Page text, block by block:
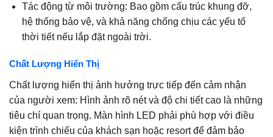
Tác động từ môi trường: Bao gồm cấu trúc khung đỡ,
hệ thống bảo vệ, và khả năng chống chịu các yếu tố
thời tiết nếu lắp đặt ngoài trời.
Chất Lượng Hiển Thị
Chất lượng hiển thị ảnh hưởng trực tiếp đến cảm nhận
của người xem: Hình ảnh rõ nét và độ chi tiết cao là những
tiêu chí quan trọng. Màn hình LED phải phù hợp với điều
kiện trình chiếu của khách sạn hoặc resort để đảm bảo